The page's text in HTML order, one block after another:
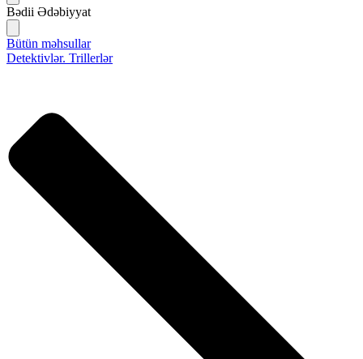
Bədii Ədəbiyyat
Bütün məhsullar
Detektivlər. Trillerlər